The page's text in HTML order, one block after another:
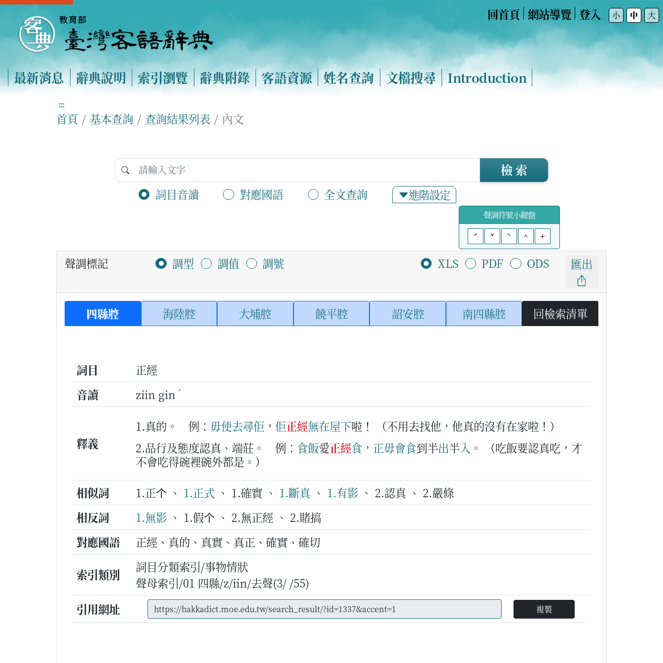
回首頁 網站導覽 登入 小 中 大
最新消息 辭典說明 索引瀏覽 辭典附錄 客語資源 姓名查詢 文檔搜尋 Introduction
:::
首頁 基本查詢 查詢結果列表 內文
詞目音讀 對應國語 全文查詢 進階設定
檢 索
聲調符號小鍵盤
ˊ
ˇ ˋ ^ +
聲調標記 調型 調值 調號 XLS PDF ODS 匯出
四縣腔 海陸腔 大埔腔 饒平腔 詔安腔 南四縣腔 回檢索清單
詞目
正經
音讀
ziin gin ˊ
釋義
1.真的。 例： 毋使去尋佢 ， 佢正經無在屋下啦！
（不用去找他，他真的沒有在家啦！）
2.品行及態度認真、端莊。
例： 食飯愛正經食 ， 正毋會食到半出半入 。
（吃飯要認真吃，才
不會吃得碗裡碗外都是。）
相似詞
1.正个 、 1.正式 、 1.確實 、 1.斷真 、 1.有影 、 2.認真 、 2.嚴條
相反詞
1.無影 、 1.假个 、 2.無正經 、 2.賭搞
對應國語
正經、真的、真實、真正、確實、確切
索引類別
詞目分類索引/事物情狀
聲母索引/01 四縣/z/iin/去聲(3/ /55)
引用網址
複製